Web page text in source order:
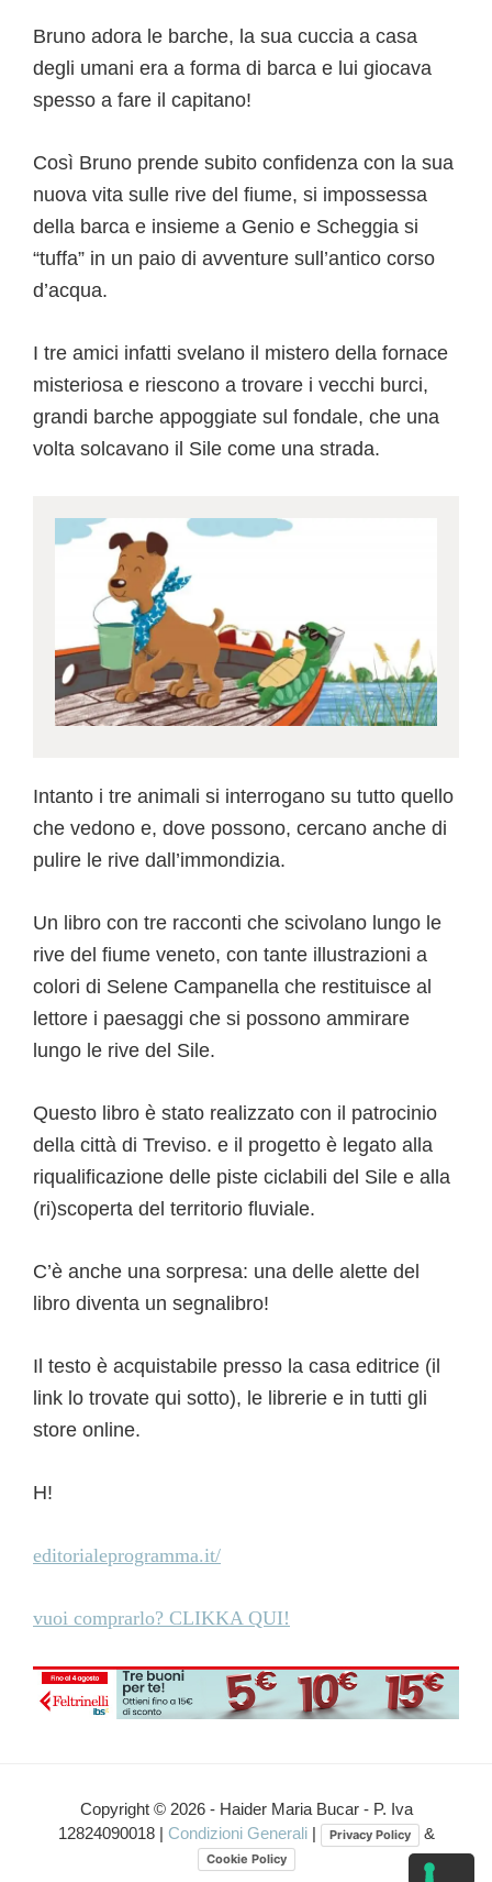
Bruno adora le barche, la sua cuccia a casa
degli umani era a forma di barca e lui giocava
spesso a fare il capitano!
Così Bruno prende subito confidenza con la sua
nuova vita sulle rive del fiume, si impossessa
della barca e insieme a Genio e Scheggia si
“tuffa” in un paio di avventure sull’antico corso
d’acqua.
I tre amici infatti svelano il mistero della fornace
misteriosa e riescono a trovare i vecchi burci,
grandi barche appoggiate sul fondale, che una
volta solcavano il Sile come una strada.
Intanto i tre animali si interrogano su tutto quello
che vedono e, dove possono, cercano anche di
pulire le rive dall’immondizia.
Un libro con tre racconti che scivolano lungo le
rive del fiume veneto, con tante illustrazioni a
colori di Selene Campanella che restituisce al
lettore i paesaggi che si possono ammirare
lungo le rive del Sile.
Questo libro è stato realizzato con il patrocinio
della città di Treviso. e il progetto è legato alla
riqualificazione delle piste ciclabili del Sile e alla
(ri)scoperta del territorio fluviale.
C’è anche una sorpresa: una delle alette del
libro diventa un segnalibro!
Il testo è acquistabile presso la casa editrice (il
link lo trovate qui sotto), le librerie e in tutti gli
store online.
H!
editorialeprogramma.it/
vuoi comprarlo? CLIKKA QUI!
Copyright © 2026 - Haider Maria Bucar - P. Iva
12824090018 | Condizioni Generali | Privacy Policy &
Cookie Policy